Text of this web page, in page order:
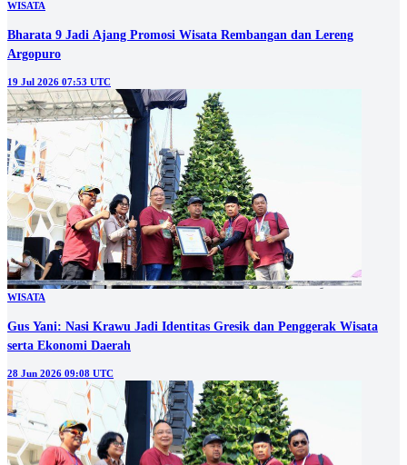
WISATA
Bharata 9 Jadi Ajang Promosi Wisata Rembangan dan Lereng
Argopuro
19 Jul 2026 07:53 UTC
WISATA
Gus Yani: Nasi Krawu Jadi Identitas Gresik dan Penggerak Wisata
serta Ekonomi Daerah
28 Jun 2026 09:08 UTC